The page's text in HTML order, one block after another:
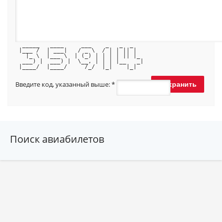
|___ /  | ___|   / _ \  / | | || |
   |_ \  |___ \  | (_) | | | | || |_
  ___) |  ___) |  \__, | | | |__   _|
|____/  |____/     /_/  |_|    |_|
Введите код, указанный выше:*
Поиск авиабилетов